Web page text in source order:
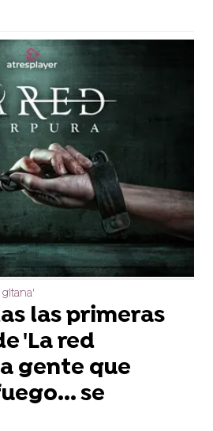
las primeras
'La red
gente que
se